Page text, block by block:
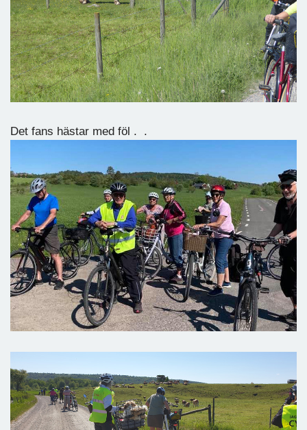
Det fans hästar med föl . .